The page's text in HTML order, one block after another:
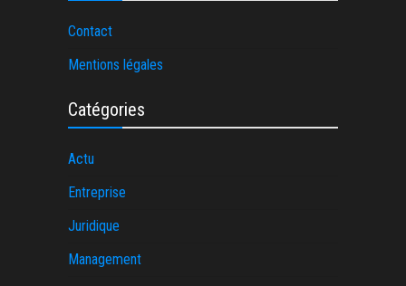
Contact
Mentions légales
Catégories
Actu
Entreprise
Juridique
Management